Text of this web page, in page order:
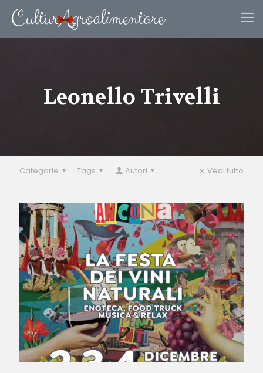
Leonello Trivelli
Categorie Tags Autori Vedi tutto